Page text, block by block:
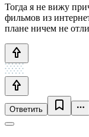
Тогда я не вижу
фильмов из
плане ничем не
Ответить